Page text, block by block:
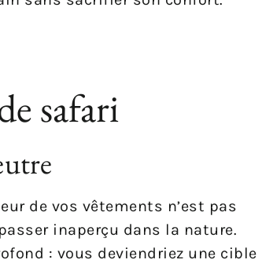
safari
de vos vêtements n’est pas
inaperçu dans la nature.
: vous deviendriez une cible